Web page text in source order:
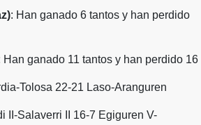
: Han ganado 6 tantos y han perdido
Han ganado 11 tantos y han perdido 16
Tolosa 22-21 Laso-Aranguren
II-Salaverri II 16-7 Egiguren V-